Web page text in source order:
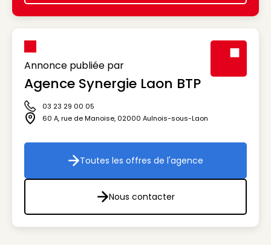
Annonce publiée par
Agence Synergie Laon BTP
Icône téléphone
03 23 29 00 05
Icône adresse
60 A, rue de Manoise, 02000 Aulnois-sous-Laon
Toutes les offres de l'agence
Toutes les offres de l'agence
Nous contacter
Nous contacter